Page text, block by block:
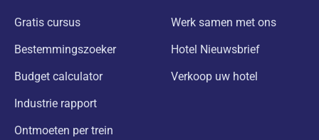
Gratis cursus
Bestemmingszoeker
Budget calculator
Industrie rapport
Ontmoeten per trein
Werk samen met ons
Hotel Nieuwsbrief
Verkoop uw hotel